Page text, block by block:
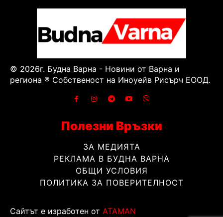
© 2026г. Будна Варна - Новини от Варна и
региона ® Собственост на Иноуейв Рисърч ЕООД.
Полезни Връзки
ЗА МЕДИЯТА
РЕКЛАМА В БУДНА ВАРНА
ОБЩИ УСЛОВИЯ
ПОЛИТИКА ЗА ПОВЕРИТЕЛНОСТ
Сайтът е изработен от ATAMAN